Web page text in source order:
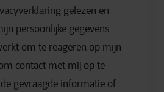
gelezen en
persoonlijke gegevens
om te reageren op mijn
contact met mij op te
gevraagde informatie of